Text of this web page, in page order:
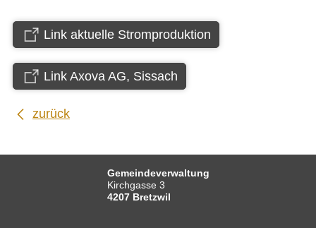
Link aktuelle Stromproduktion
Link Axova AG, Sissach
zurück
Gemeindeverwaltung
Kirchgasse 3
4207 Bretzwil